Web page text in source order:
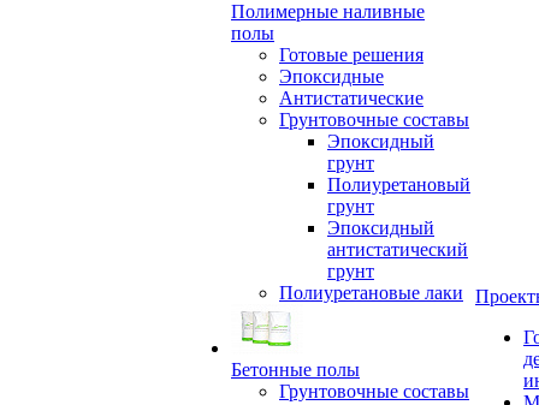
Полимерные наливные
полы
Готовые решения
Эпоксидные
Антистатические
Грунтовочные составы
Эпоксидный
грунт
Полиуретановый
грунт
Эпоксидный
антистатический
грунт
Полиуретановые лаки
Бетонные полы
Грунтовочные составы